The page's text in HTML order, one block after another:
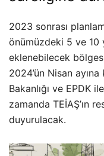
2023 sonrası
önümüzdeki 5 ve 10
eklenebilecek
2024’ün Nisan
Bakanlığı ve EPDK
zamanda TEİAŞ’ın
duyurulacak.